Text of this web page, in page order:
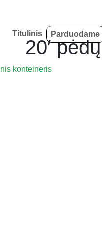
Titulinis Parduodame
20′
konteineris